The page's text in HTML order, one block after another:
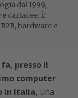
dal 1999,
cartacee. È
hardware e
presso il
computer
in Italia, una